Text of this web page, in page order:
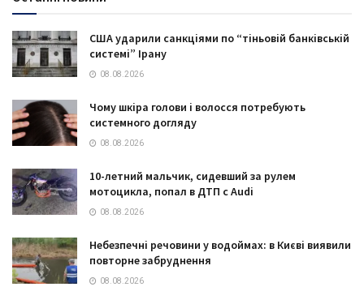
США ударили санкціями по “тіньовій банківській
системі” Ірану
08.08.2026
Чому шкіра голови і волосся потребують
системного догляду
08.08.2026
10-летний мальчик, сидевший за рулем
мотоцикла, попал в ДТП с Audi
08.08.2026
Небезпечні речовини у водоймах: в Києві виявили
повторне забруднення
08.08.2026